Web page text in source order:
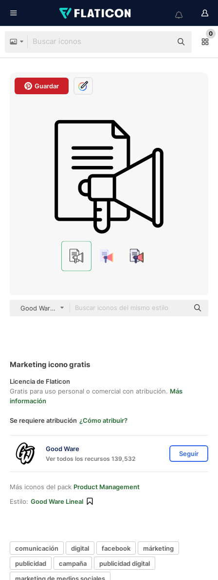
0
Guardar
Good Ware Lineal
Marketing icono gratis
Licencia de Flaticon
Gratis para uso personal o comercial con atribución. Más
información
Se requiere atribución ¿Cómo atribuir?
Good Ware
Ver todos los recursos 139,532
Seguir
Más iconos del pack Product Management
Estilo: Good Ware Lineal
comunicación digital facebook
márketing
publicidad
campaña
publicidad digital
marketing de medios sociales